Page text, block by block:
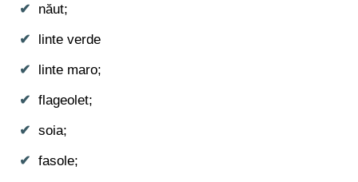
năut;
linte verde
linte maro;
flageolet;
soia;
fasole;